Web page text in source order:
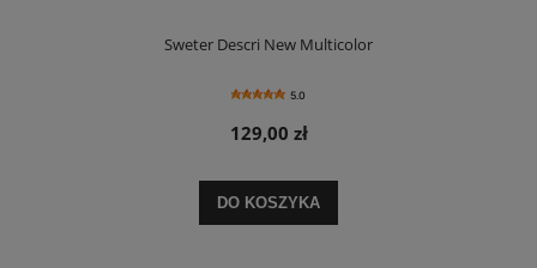
Sweter Descri New Multicolor
5.0
129,00 zł
DO KOSZYKA